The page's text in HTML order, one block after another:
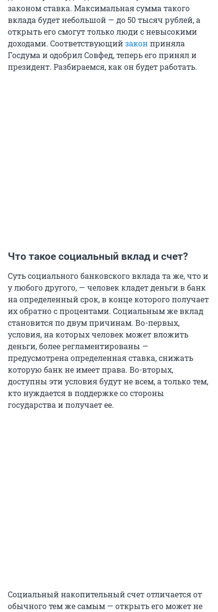
законом ставка. Максимальная сумма такого
вклада будет небольшой — до 50 тысяч рублей, а
открыть его смогут только люди с невысокими
доходами. Соответствующийзаконприняла
Госдума и одобрил Совфед, теперь его принял и
президент. Разбираемся, как он будет работать.
Что такое социальный вклад и счет?
Суть социального банковского вклада та же, что и
у любого другого, — человек кладет деньги в банк
на определенный срок, в конце которого получает
их обратно с процентами. Социальным же вклад
становится по двум причинам. Во-первых,
условия, на которых человек может вложить
деньги, более регламентированы —
предусмотрена определенная ставка, снижать
которую банк не имеет права. Во-вторых,
доступны эти условия будут не всем, а только тем,
кто нуждается в поддержке со стороны
государства и получает ее.
Социальный накопительный счет отличается от
обычного тем же самым — открыть его может не